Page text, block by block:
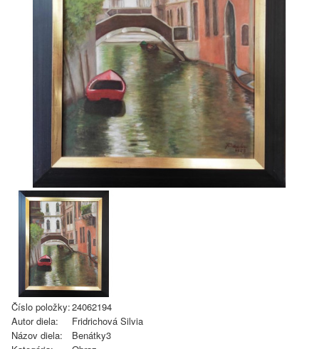
Číslo položky:24062194
Autor diela:
Fridrichová Silvia
Názov diela:
Benátky3